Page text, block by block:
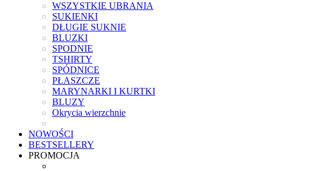
WSZYSTKIE UBRANIA
SUKIENKI
DŁUGIE SUKNIE
BLUZKI
SPODNIE
TSHIRTY
SPÓDNICE
PŁASZCZE
MARYNARKI I KURTKI
BLUZY
Okrycia wierzchnie
NOWOŚCI
BESTSELLERY
PROMOCJA